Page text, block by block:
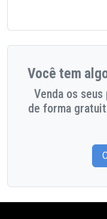
Você tem
Venda os
de forma